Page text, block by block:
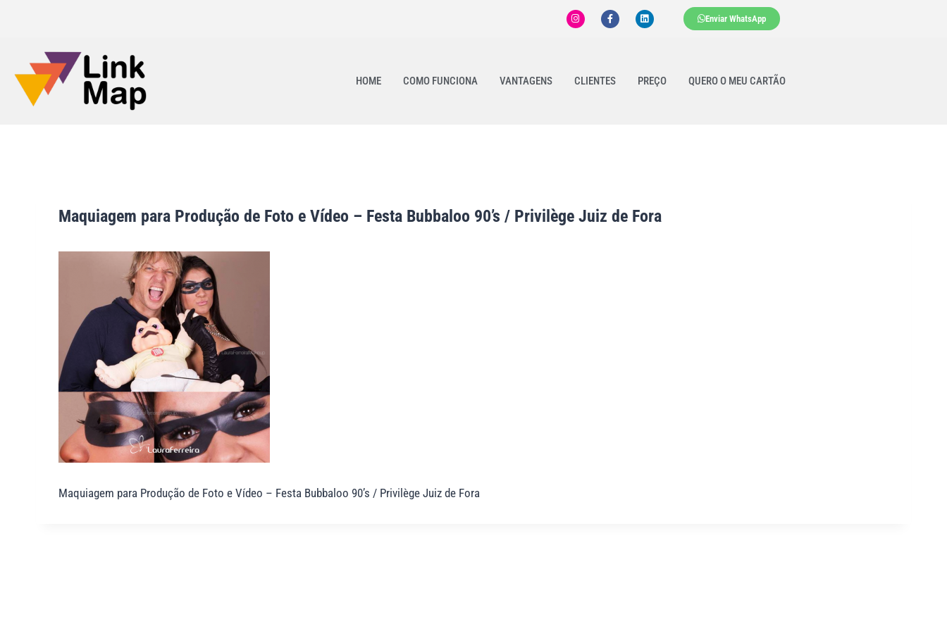
Enviar WhatsApp
HOME COMO FUNCIONA VANTAGENS CLIENTES PREÇO QUERO O MEU CARTÃO
Maquiagem para Produção de Foto e Vídeo – Festa Bubbaloo 90’s / Privilège Juiz de Fora
Maquiagem para Produção de Foto e Vídeo – Festa Bubbaloo 90’s / Privilège Juiz de Fora